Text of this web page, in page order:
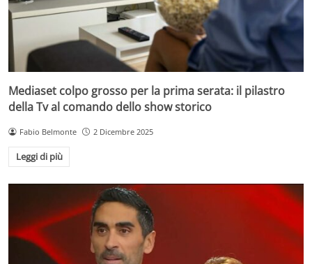
Mediaset colpo grosso per la prima serata: il pilastro
della Tv al comando dello show storico
Fabio Belmonte 2 Dicembre 2025
Leggi di più